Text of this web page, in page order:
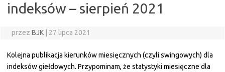
indeksów – sierpień 2021
przez BJK 27 lipca 2021
Kolejna publikacja kierunków miesięcznych (czyli swingowych) dla
indeksów giełdowych. Przypominam, że statystyki miesięczne dla